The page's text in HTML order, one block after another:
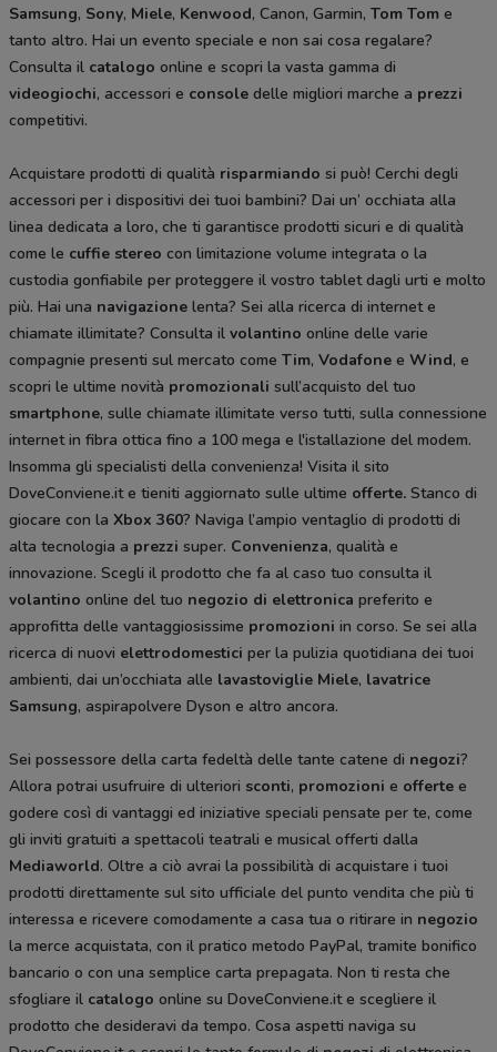
Samsung, Sony, Miele, Kenwood, Canon, Garmin, Tom Tom e
tanto altro. Hai un evento speciale e non sai cosa regalare?
Consulta il catalogo online e scopri la vasta gamma di
videogiochi, accessori e console delle migliori marche a prezzi
competitivi.
Acquistare prodotti di qualità risparmiando si può! Cerchi degli
accessori per i dispositivi dei tuoi bambini? Dai un’ occhiata alla
linea dedicata a loro, che ti garantisce prodotti sicuri e di qualità
come le cuffie stereo con limitazione volume integrata o la
custodia gonfiabile per proteggere il vostro tablet dagli urti e molto
più. Hai una navigazione lenta? Sei alla ricerca di internet e
chiamate illimitate? Consulta il volantino online delle varie
compagnie presenti sul mercato come Tim, Vodafone e Wind, e
scopri le ultime novità promozionali sull’acquisto del tuo
smartphone, sulle chiamate illimitate verso tutti, sulla connessione
internet in fibra ottica fino a 100 mega e l'istallazione del modem.
Insomma gli specialisti della convenienza! Visita il sito
DoveConviene.it e tieniti aggiornato sulle ultime offerte. Stanco di
giocare con la Xbox 360? Naviga l’ampio ventaglio di prodotti di
alta tecnologia a prezzi super. Convenienza, qualità e
innovazione. Scegli il prodotto che fa al caso tuo consulta il
volantino online del tuo negozio di elettronica preferito e
approfitta delle vantaggiosissime promozioni in corso. Se sei alla
ricerca di nuovi elettrodomestici per la pulizia quotidiana dei tuoi
ambienti, dai un’occhiata alle lavastoviglie Miele, lavatrice
Samsung, aspirapolvere Dyson e altro ancora.
Sei possessore della carta fedeltà delle tante catene di negozi?
Allora potrai usufruire di ulteriori sconti, promozioni e offerte e
godere così di vantaggi ed iniziative speciali pensate per te, come
gli inviti gratuiti a spettacoli teatrali e musical offerti dalla
Mediaworld. Oltre a ciò avrai la possibilità di acquistare i tuoi
prodotti direttamente sul sito ufficiale del punto vendita che più ti
interessa e ricevere comodamente a casa tua o ritirare in negozio
la merce acquistata, con il pratico metodo PayPal, tramite bonifico
bancario o con una semplice carta prepagata. Non ti resta che
sfogliare il catalogo online su DoveConviene.it e scegliere il
prodotto che desideravi da tempo. Cosa aspetti naviga su